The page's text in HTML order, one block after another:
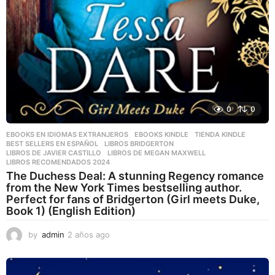
0 0
EBOOKS EN IDIOMAS EXTRANJEROS ,EBOOKS KINDLE ,TIENDA KINDLE
BEST SELLERS EN ESPAÑOL
,LIBROS BRIDGERTON
LIBROS DE JAVIER CASTILLO
,LIBROS DE MEGAN MAXWELL
LIBROS RECOMENDADOS 2024
The Duchess Deal: A stunning Regency romance
from the New York Times bestselling author.
Perfect for fans of Bridgerton (Girl meets Duke,
Book 1) (English Edition)
by admin 2 años ago
ñ